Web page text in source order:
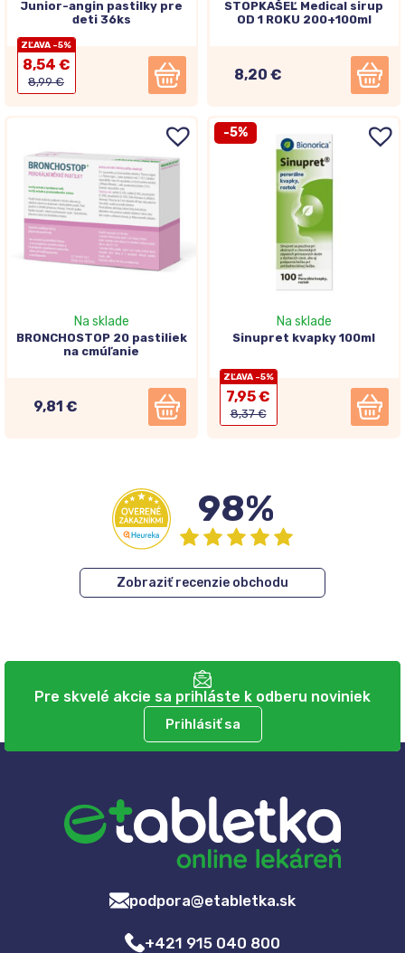
Junior-angin pastilky pre
deti 36ks
ZĽAVA -5%
8,54 €
8,99 €
STOPKAŠEĽ Medical sirup
OD 1 ROKU 200+100ml
8,20 €
Na sklade
BRONCHOSTOP 20 pastiliek
na cmúľanie
9,81 €
-5%
Na sklade
Sinupret kvapky 100ml
ZĽAVA -5%
7,95 €
8,37 €
98%
Zobraziť recenzie obchodu
Pre skvelé akcie sa prihláste k odberu noviniek
Prihlásiť sa
podpora@etabletka.sk
+421 915 040 800